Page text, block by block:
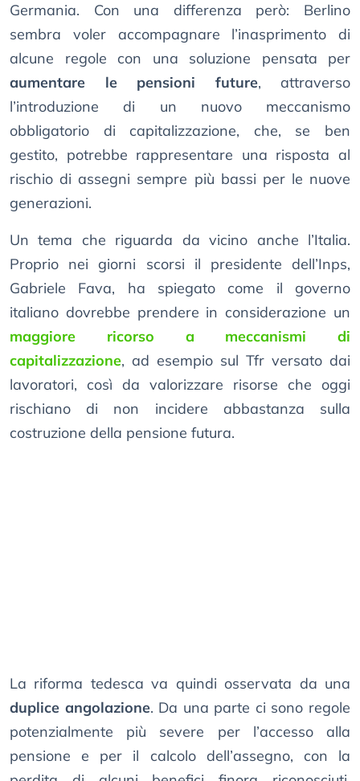
Germania. Con una differenza però: Berlino
sembra voler accompagnare l’inasprimento di
alcune regole con una soluzione pensata per
aumentare le pensioni future, attraverso
l’introduzione di un nuovo meccanismo
obbligatorio di capitalizzazione, che, se ben
gestito, potrebbe rappresentare una risposta al
rischio di assegni sempre più bassi per le nuove
generazioni.
Un tema che riguarda da vicino anche l’Italia.
Proprio nei giorni scorsi il presidente dell’Inps,
Gabriele Fava, ha spiegato come il governo
italiano dovrebbe prendere in considerazione un
maggiore ricorso a meccanismi di
capitalizzazione, ad esempio sul Tfr versato dai
lavoratori, così da valorizzare risorse che oggi
rischiano di non incidere abbastanza sulla
costruzione della pensione futura.
La riforma tedesca va quindi osservata da una
duplice angolazione. Da una parte ci sono regole
potenzialmente più severe per l’accesso alla
pensione e per il calcolo dell’assegno, con la